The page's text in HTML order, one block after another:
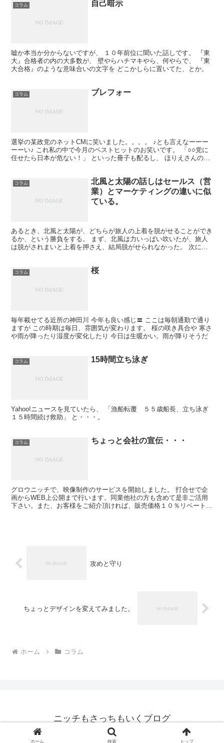
コラム 自己暗示
嘘か本当か分からないですが、 １０年前位に聞いた話しです。 『東
大』合格者の内の大多数が、 壁やらハチマキやら、何やらで、 『東
大合格』のような意味合いの文字を どこかしらに置いてた、とか。
コラム ブレフォー
選挙の某政党のネットCMに笑いました。。。。 ♪とも言えなーーー
ーーい♪ これ私の中で今月のベストヒットのお笑いです。 「○○党に
任せたら日本が危ない！」 といった冊子も配るし、 ほりえさんのブ
コラム
北風と太陽の話しはセールス（営
業）とマーケティングの違いに似
ている。
あるとき、北風と太陽が、どちらが旅人の上着を脱がせることができ
るか、という勝負をする。 まず、北風は力いっぱい吹いたが、旅人
は脱がされまいと上着を押さえ、結局脱がせられなかった。 次に太
コラム 桜
毎年載せてる近所の神田川 今年も良い感じ〓 ここは毎朝通勤で通り
ますが この時期は毎日、雰囲気が変わります。 桜の咲き具合や 寒さ
や雨が降ったり湿度が変化したり 今日は生暖かい。雨が降りそうだ
コラム 15時間立ち泳ぎ
Yahoo!ニュースを見ていたら、 「漁船転覆 ５５歳船長、立ち泳ぎ
１５時間続け救助」 と・・・。
コラム ちょっと会社の宣伝・・・
グロウニッチで、映像制作のサービスを開始しました。 打合せで企
画からWEB上公開まで行います。同業他社の方も含めて是非ご活用
下さい。また、お客様をご紹介頂ければ、販売価格１０％リベートが
攻めと守り
ちょっとデザインを変えてみました。
ホーム コラム
ニッチもさっちもいくブログ
© 2007 ニッチもさっちもいくブログ.
ホーム 検索 トップ